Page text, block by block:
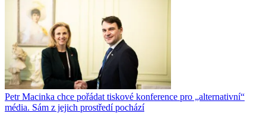
Petr Macinka chce pořádat tiskové konference pro „alternativní“
média. Sám z jejich prostředí pochází